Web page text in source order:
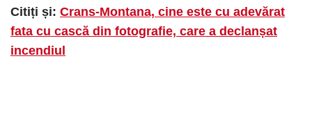
Citiți și: Crans-Montana, cine este cu adevărat
fata cu cască din fotografie, care a declanșat
incendiul